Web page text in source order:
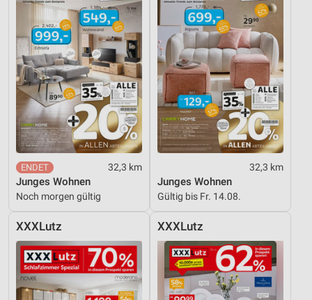
32,3 km
Junges Wohnen
Noch morgen gültig
32,3 km
Junges Wohnen
Gültig bis Fr. 14.08.
XXXLutz XXXLutz